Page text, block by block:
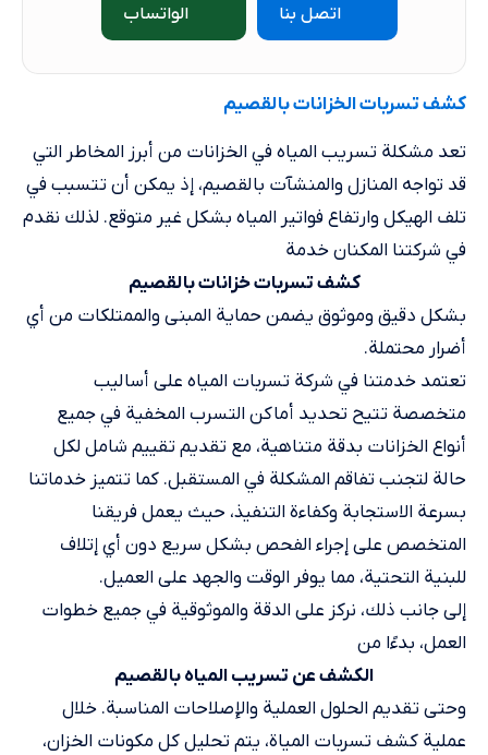
اتصل بنا الواتساب
كشف تسربات الخزانات​ بالقصيم
تعد مشكلة تسريب المياه في الخزانات من أبرز المخاطر التي
قد تواجه المنازل والمنشآت بالقصيم، إذ يمكن أن تتسبب في
تلف الهيكل وارتفاع فواتير المياه بشكل غير متوقع. لذلك نقدم
في شركتنا المكنان خدمة
كشف تسربات خزانات بالقصيم
بشكل دقيق وموثوق يضمن حماية المبنى والممتلكات من أي
أضرار محتملة.
تعتمد خدمتنا في شركة تسربات المياه على أساليب
متخصصة تتيح تحديد أماكن التسرب المخفية في جميع
أنواع الخزانات بدقة متناهية، مع تقديم تقييم شامل لكل
حالة لتجنب تفاقم المشكلة في المستقبل. كما تتميز خدماتنا
بسرعة الاستجابة وكفاءة التنفيذ، حيث يعمل فريقنا
المتخصص على إجراء الفحص بشكل سريع دون أي إتلاف
للبنية التحتية، مما يوفر الوقت والجهد على العميل.
إلى جانب ذلك، نركز​ على الدقة والموثوقية في جميع خطوات
العمل، بدءًا من
الكشف عن تسريب المياه بالقصيم
وحتى تقديم الحلول العملية والإصلاحات المناسبة. خلال
عملية كشف تسربات المياة، يتم تحليل كل مكونات الخزان،